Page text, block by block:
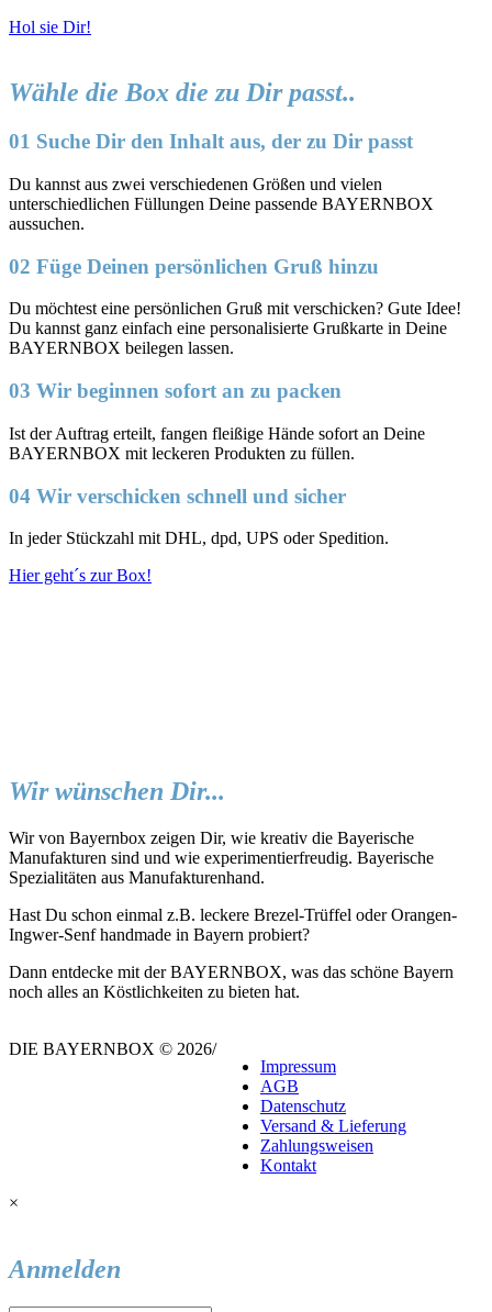
Hol sie Dir!
Wähle die Box die zu Dir passt..
01 Suche Dir den Inhalt aus, der zu Dir passt
Du kannst aus zwei verschiedenen Größen und vielen
unterschiedlichen Füllungen Deine passende BAYERNBOX
aussuchen.
02 Füge Deinen persönlichen Gruß hinzu
Du möchtest eine persönlichen Gruß mit verschicken? Gute Idee!
Du kannst ganz einfach eine personalisierte Grußkarte in Deine
BAYERNBOX beilegen lassen.
03 Wir beginnen sofort an zu packen
Ist der Auftrag erteilt, fangen fleißige Hände sofort an Deine
BAYERNBOX mit leckeren Produkten zu füllen.
04 Wir verschicken schnell und sicher
In jeder Stückzahl mit DHL, dpd, UPS oder Spedition.
Hier geht´s zur Box!
Wir wünschen Dir...
Wir von Bayernbox zeigen Dir, wie kreativ die Bayerische
Manufakturen sind und wie experimentierfreudig. Bayerische
Spezialitäten aus Manufakturenhand.
Hast Du schon einmal z.B. leckere Brezel-Trüffel oder Orangen-
Ingwer-Senf handmade in Bayern probiert?
Dann entdecke mit der BAYERNBOX, was das schöne Bayern
noch alles an Köstlichkeiten zu bieten hat.
DIE BAYERNBOX © 2026/
Impressum
AGB
Datenschutz
Versand & Lieferung
Zahlungsweisen
Kontakt
×
Anmelden